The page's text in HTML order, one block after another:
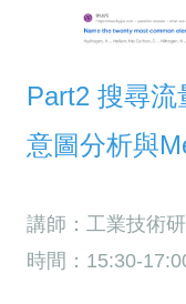
Part2 搜尋
意圖分析與
講師：工業技術
時間：15:30-